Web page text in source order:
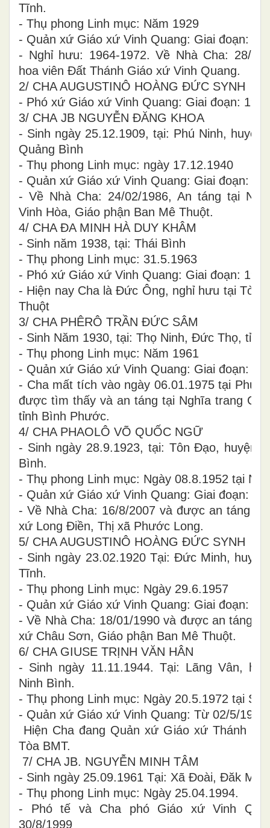
Tĩnh.
- Thụ phong Linh mục: Năm 1929
- Quản xứ Giáo xứ Vinh Quang: Giai đoạn:
- Nghỉ hưu: 1964-1972. Về Nhà Cha: 28/
hoa viên Đất Thánh Giáo xứ Vinh Quang.
2/ CHA AUGUSTINÔ HOÀNG ĐỨC SYNH
- Phó xứ Giáo xứ Vinh Quang: Giai đoạn:
3/ CHA JB NGUYỄN ĐĂNG KHOA
- Sinh ngày 25.12.1909, tại: Phú Ninh, huyện
Quảng Bình
- Thụ phong Linh mục: ngày 17.12.1940
- Quản xứ Giáo xứ Vinh Quang: Giai đoạn:
- Về Nhà Cha: 24/02/1986, An táng tại
Vinh Hòa, Giáo phận Ban Mê Thuột.
4/ CHA ĐA MINH HÀ DUY KHÂM
- Sinh năm 1938, tại: Thái Bình
- Thụ phong Linh mục: 31.5.1963
- Phó xứ Giáo xứ Vinh Quang: Giai đoạn:
- Hiện nay Cha là Đức Ông, nghỉ hưu tại Tòa
Thuột
3/ CHA PHÊRÔ TRẦN ĐỨC SÂM
- Sinh Năm 1930, tại: Thọ Ninh, Đức Thọ, tỉnh
- Thụ phong Linh mục: Năm 1961
- Quản xứ Giáo xứ Vinh Quang: Giai đoạn:
- Cha mất tích vào ngày 06.01.1975 tại
được tìm thấy và an táng tại Nghĩa trang
tỉnh Bình Phước.
4/ CHA PHAOLÔ VÕ QUỐC NGỮ
- Sinh ngày 28.9.1923, tại: Tôn Đạo, huyện
Bình.
- Thụ phong Linh mục: Ngày 08.8.1952 tại
- Quản xứ Giáo xứ Vinh Quang: Giai đoạn:
- Về Nhà Cha: 16/8/2007 và được an táng
xứ Long Điền, Thị xã Phước Long.
5/ CHA AUGUSTINÔ HOÀNG ĐỨC SYNH
- Sinh ngày 23.02.1920 Tại: Đức Minh,
Tĩnh.
- Thụ phong Linh mục: Ngày 29.6.1957
- Quản xứ Giáo xứ Vinh Quang: Giai đoạn:
- Về Nhà Cha: 18/01/1990 và được an táng
xứ Châu Sơn, Giáo phận Ban Mê Thuột.
6/ CHA GIUSE TRỊNH VĂN HÂN
- Sinh ngày 11.11.1944. Tại: Lãng Vân,
Ninh Bình.
- Thụ phong Linh mục: Ngày 20.5.1972 tại Sài
- Quản xứ Giáo xứ Vinh Quang: Từ 02/5/1975
Hiện Cha đang Quản xứ Giáo xứ Thánh
Tòa BMT.
7/ CHA JB. NGUYỄN MINH TÂM
- Sinh ngày 25.09.1961 Tại: Xã Đoài, Đăk Mil,
- Thụ phong Linh mục: Ngày 25.04.1994.
- Phó tế và Cha phó Giáo xứ Vinh
30/8/1999